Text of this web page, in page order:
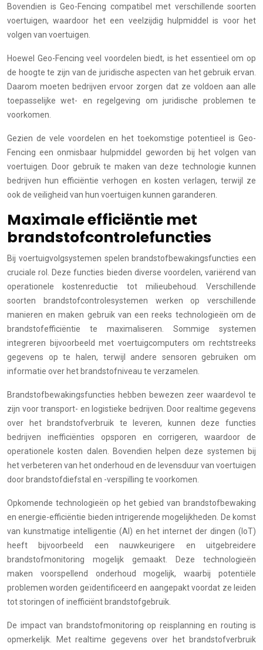
Bovendien is Geo-Fencing compatibel met verschillende soorten
voertuigen, waardoor het een veelzijdig hulpmiddel is voor het
volgen van voertuigen.
Hoewel Geo-Fencing veel voordelen biedt, is het essentieel om op
de hoogte te zijn van de juridische aspecten van het gebruik ervan.
Daarom moeten bedrijven ervoor zorgen dat ze voldoen aan alle
toepasselijke wet- en regelgeving om juridische problemen te
voorkomen.
Gezien de vele voordelen en het toekomstige potentieel is Geo-
Fencing een onmisbaar hulpmiddel geworden bij het volgen van
voertuigen. Door gebruik te maken van deze technologie kunnen
bedrijven hun efficiëntie verhogen en kosten verlagen, terwijl ze
ook de veiligheid van hun voertuigen kunnen garanderen.
Maximale efficiëntie met
brandstofcontrolefuncties
Bij voertuigvolgsystemen spelen brandstofbewakingsfuncties een
cruciale rol. Deze functies bieden diverse voordelen, variërend van
operationele kostenreductie tot milieubehoud. Verschillende
soorten brandstofcontrolesystemen werken op verschillende
manieren en maken gebruik van een reeks technologieën om de
brandstofefficiëntie te maximaliseren. Sommige systemen
integreren bijvoorbeeld met voertuigcomputers om rechtstreeks
gegevens op te halen, terwijl andere sensoren gebruiken om
informatie over het brandstofniveau te verzamelen.
Brandstofbewakingsfuncties hebben bewezen zeer waardevol te
zijn voor transport- en logistieke bedrijven. Door realtime gegevens
over het brandstofverbruik te leveren, kunnen deze functies
bedrijven inefficiënties opsporen en corrigeren, waardoor de
operationele kosten dalen. Bovendien helpen deze systemen bij
het verbeteren van het onderhoud en de levensduur van voertuigen
door brandstofdiefstal en -verspilling te voorkomen.
Opkomende technologieën op het gebied van brandstofbewaking
en energie-efficiëntie bieden intrigerende mogelijkheden. De komst
van kunstmatige intelligentie (AI) en het internet der dingen (IoT)
heeft bijvoorbeeld een nauwkeurigere en uitgebreidere
brandstofmonitoring mogelijk gemaakt. Deze technologieën
maken voorspellend onderhoud mogelijk, waarbij potentiële
problemen worden geïdentificeerd en aangepakt voordat ze leiden
tot storingen of inefficiënt brandstofgebruik.
De impact van brandstofmonitoring op reisplanning en routing is
opmerkelijk. Met realtime gegevens over het brandstofverbruik